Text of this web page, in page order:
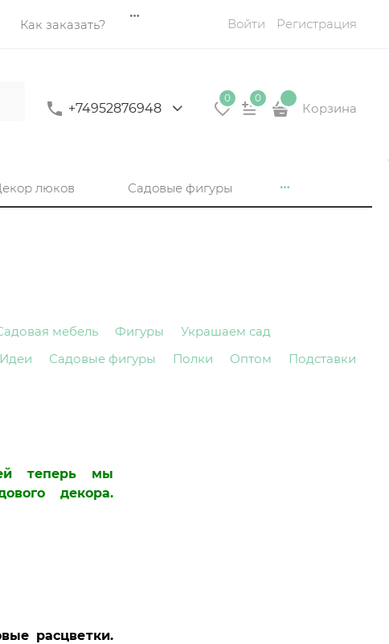
Как заказать? Войти Регистрация
+74952876948
0 0
Корзина
люков Садовые фигуры
мебель Фигуры
Украшаем сад
Идеи Садовые фигуры Полки Оптом
Подставки
теперь мы
декора.
расцветки.